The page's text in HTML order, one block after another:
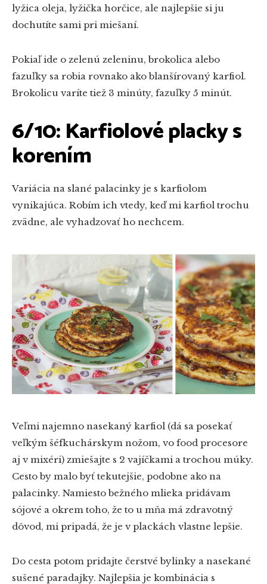
lyžica oleja, lyžička horčice, ale najlepšie si ju
dochutíte sami pri miešaní.
Pokiaľ ide o zelenú zeleninu, brokolica alebo
fazuľky sa robia rovnako ako blanšírovaný karfiol.
Brokolicu varíte tiež 3 minúty, fazuľky 5 minút.
6/10: Karfiolové placky s
korením
Variácia na slané palacinky je s karfiolom
vynikajúca. Robím ich vtedy, keď mi karfiol trochu
zvädne, ale vyhadzovať ho nechcem.
Veľmi najemno nasekaný karfiol (dá sa posekať
veľkým šéfkuchárskym nožom, vo food procesore
aj v mixéri) zmiešajte s 2 vajíčkami a trochou múky.
Cesto by malo byť tekutejšie, podobne ako na
palacinky. Namiesto bežného mlieka pridávam
sójové a okrem toho, že to u mňa má zdravotný
dôvod, mi pripadá, že je v plackách vlastne lepšie.
Do cesta potom pridajte čerstvé bylinky a nasekané
sušené paradajky. Najlepšia je kombinácia s